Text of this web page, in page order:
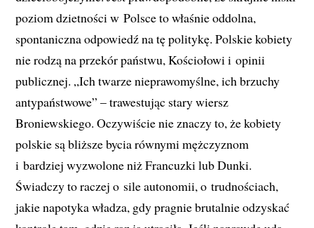
poziom dzietności w Polsce to właśnie oddolna,
spontaniczna odpowiedź na tę politykę. Polskie kobiety
nie rodzą na przekór państwu, Kościołowi i opinii
publicznej. „Ich twarze nieprawomyślne, ich brzuchy
antypaństwowe” – trawestując stary wiersz
Broniewskiego. Oczywiście nie znaczy to, że kobiety
polskie są bliższe bycia równymi mężczyznom
i bardziej wyzwolone niż Francuzki lub Dunki.
Świadczy to raczej o sile autonomii, o trudnościach,
jakie napotyka władza, gdy pragnie brutalnie odzyskać